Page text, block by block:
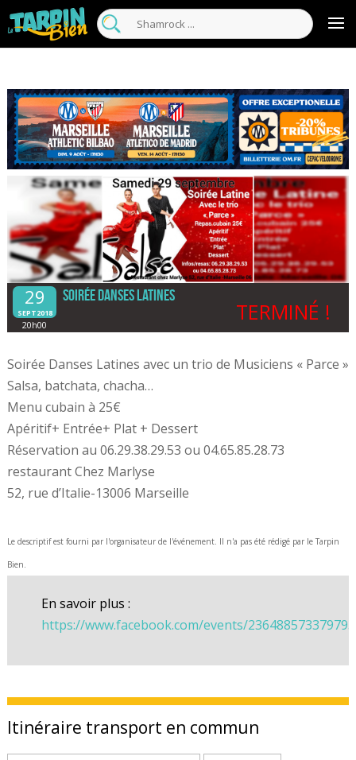
29
SEPT2018
20h00
Soirée danses latines
TERMINÉ !
Soirée Danses Latines avec un trio de Musiciens « Parce »
Salsa, batchata, chacha…
Menu cubain à 25€
Apéritif+ Entrée+ Plat + Dessert
Réservation au 06.29.38.29.53 ou 04.65.85.28.73
restaurant Chez Marlyse
52, rue d’Italie-13006 Marseille
Le descriptif est fourni par l'organisateur de l'événement. Il n'a pas été rédigé par le Tarpin
Bien.
En savoir plus :
https://www.facebook.com/events/
Itinéraire transport en commun